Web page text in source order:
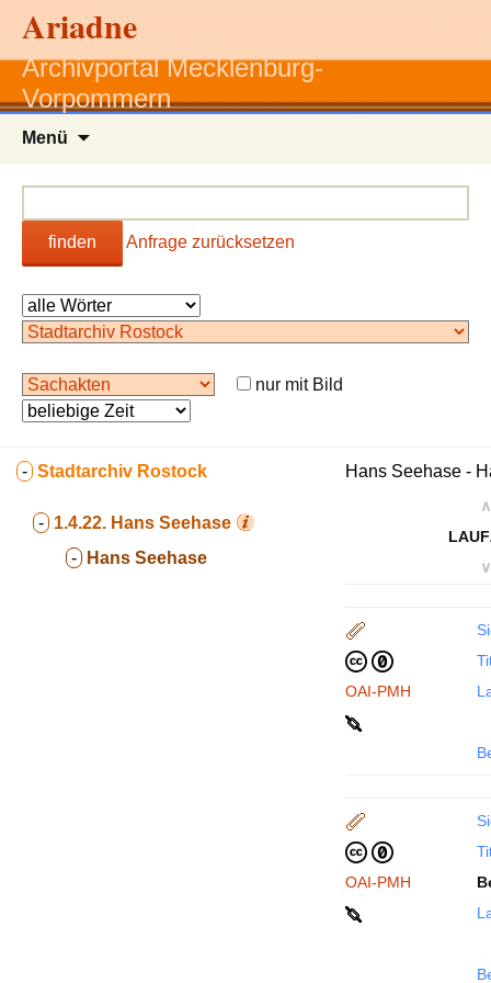
Ariadne
Archivportal Mecklenburg-
Vorpommern
Menü
finden Anfrage zurücksetzen
nur mit Bild
- Stadtarchiv Rostock
- 1.4.22. Hans Seehase
- Hans Seehase
Hans Seehase -
∧
∨
OAI-PMH
OAI-PMH